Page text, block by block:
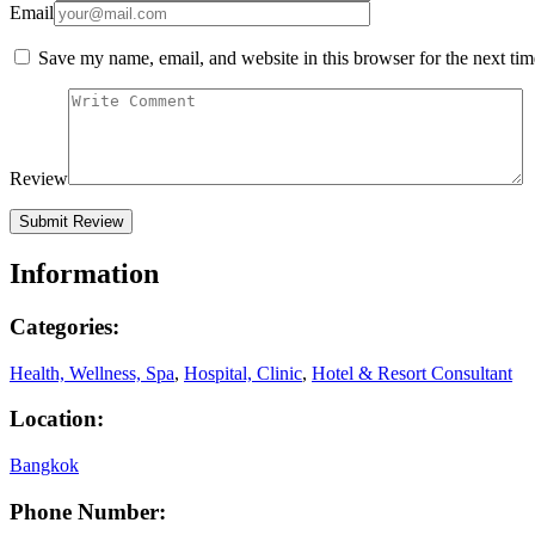
Email
Save my name, email, and website in this browser for the next
Review
Information
Categories:
Health, Wellness, Spa, Hospital, Clinic, Hotel & Resort Consultant
Location:
Bangkok
Phone Number: